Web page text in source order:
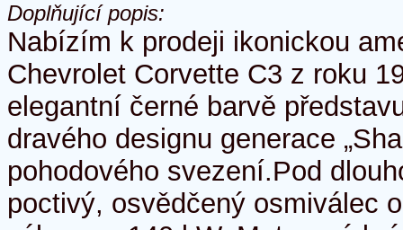
Doplňující popis:
Nabízím k prodeji ikonickou
Chevrolet Corvette C3 z roku
elegantní černé barvě
dravého designu generace
pohodového svezení. ​Pod
poctivý, osvědčený osmiválec